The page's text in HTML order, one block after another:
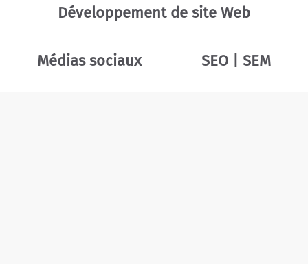
Développement de site Web
Médias sociaux SEO | SEM